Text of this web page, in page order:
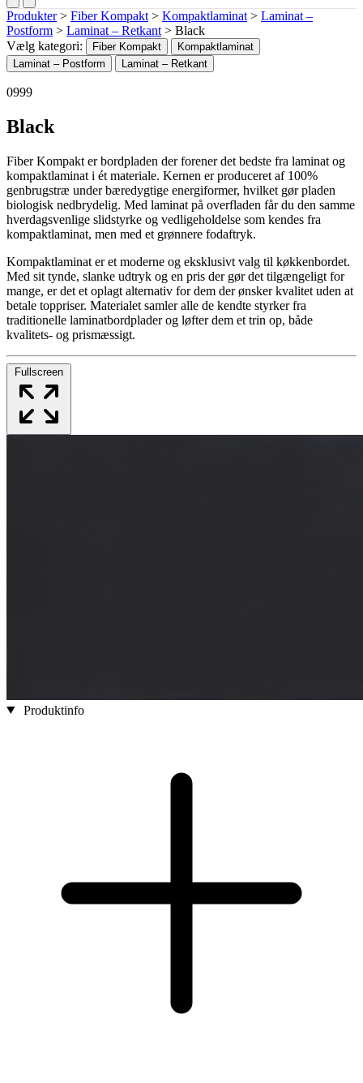
Produkter > Fiber Kompakt > Kompaktlaminat > Laminat –
Postform > Laminat – Retkant > Black
Vælg kategori:
Fiber Kompakt
Kompaktlaminat
Laminat – Postform
Laminat – Retkant
0999
Black
Fiber Kompakt er bordpladen der forener det bedste fra laminat og
kompaktlaminat i ét materiale. Kernen er produceret af 100%
genbrugstræ under bæredygtige energiformer, hvilket gør pladen
biologisk nedbrydelig. Med laminat på overfladen får du den samme
hverdagsvenlige slidstyrke og vedligeholdelse som kendes fra
kompaktlaminat, men med et grønnere fodaftryk.
Kompaktlaminat er et moderne og eksklusivt valg til køkkenbordet.
Med sit tynde, slanke udtryk og en pris der gør det tilgængeligt for
mange, er det et oplagt alternativ for dem der ønsker kvalitet uden at
betale toppriser. Materialet samler alle de kendte styrker fra
traditionelle laminatbordplader og løfter dem et trin op, både
kvalitets- og prismæssigt.
Fullscreen
Produktinfo